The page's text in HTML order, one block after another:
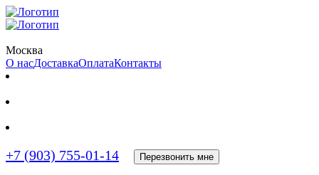
Москва
О насДоставкаОплатаКонтакты
+7 (903) 755-01-14 Перезвонить мне